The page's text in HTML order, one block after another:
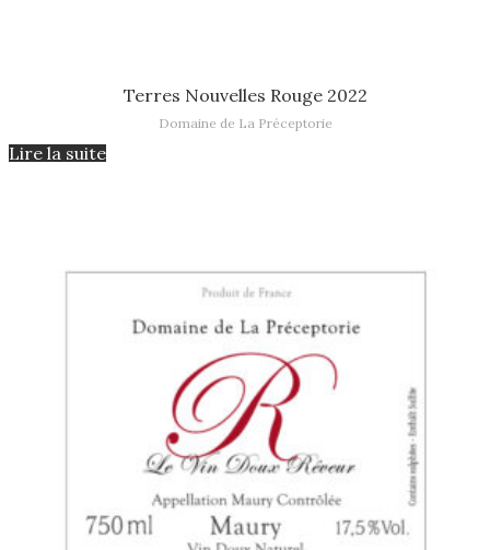
Terres Nouvelles Rouge 2022
Domaine de La Préceptorie
Lire la suite